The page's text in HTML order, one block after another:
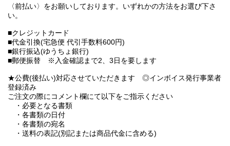
〈前払い〉をお願いしております。いずれかの方法をお選び下さ
い。
■クレジットカード
■代金引換(宅急便 代引手数料600円)
■銀行振込(ゆうちょ銀行)
■郵便振替 ※入金確認まで2、3日を要します
★公費(後払い)対応させていただきます ◎インボイス発行事業者
登録済み
ご注文の際にコメント欄にて以下をご指示ください
・必要となる書類
・各書類の日付
・各書類の宛名
・送料の表記(別記または商品代金に含める)